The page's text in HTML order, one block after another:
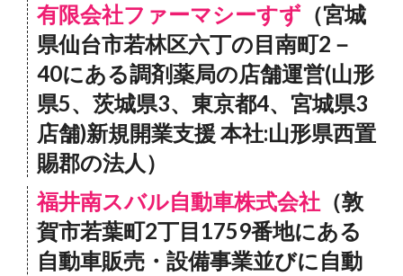
有限会社ファーマシーすず （宮城
県仙台市若林区六丁の目南町2－
40にある調剤薬局の店舗運営(山形
県5、茨城県3、東京都4、宮城県3
店舗)新規開業支援 本社:山形県西置
賜郡の法人）
福井南スバル自動車株式会社 （敦
賀市若葉町2丁目1759番地にある
自動車販売・設備事業並びに自動